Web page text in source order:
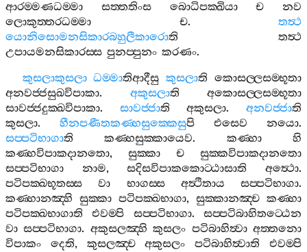
ආරම‍්මණධම‍්මා
සත‍්තතිංස බොධිපක‍්ඛියා ච
නව
ලොකුත‍්තරධම‍්මා
ච. තත්‍ථ
යොනිසොමනසිකාරබහුලීකාරොති
තත්‍ථ
උපායමනසිකාරස‍්ස පුනප‍්පුනං කරණං.
කුසලාකුසලා ධම‍්මාතිආදීසු කුසලාති කොසල‍්ලසම‍්භූතා
අනවජ‍්ජසුඛවිපාකා. අකුසලාති
අකොසල‍්ලසම‍්භූතා
සාවජ‍්ජදුක‍්ඛවිපාකා. සාවජ‍්ජාති අකුසලා.අනවජ‍්ජාති
කුසලා. හීනපණීතකණ‍්හසුක‍්කෙසුපි එසෙව නයො.
සප‍්පටිභාගාති කණ‍්හසුක‍්කායෙව. කණ‍්හා
හි
කණ‍්හවිපාකදානතො, සුක‍්කා ච
සුක‍්කවිපාකදානතො
සප‍්පටිභාගා
නාම,සදිසවිපාකකොට‍්ඨාසාති අත්‍ථො.
පටිපක‍්ඛභූතස‍්ස
වා භාගස‍්ස අත්‍ථිතාය සප‍්පටිභාගා.
කණ‍්හානඤ‍්හි සුක‍්කා පටිපක‍්ඛභාගා, සුක‍්කානඤ‍්ච කණ‍්හා
පටිපක‍්ඛභාගාති
එවම‍්පි සප‍්පටිභාගා.සප‍්පටිබාහිතට‍්ඨෙන
වා සප‍්පටිභාගා. අකුසලඤ‍්හි කුසලං පටිබාහිත්‍වා අත‍්තනො
විපාකං
දෙති, කුසලඤ‍්ච අකුසලං පටිබාහිත්‍වාති
එවම‍්පි